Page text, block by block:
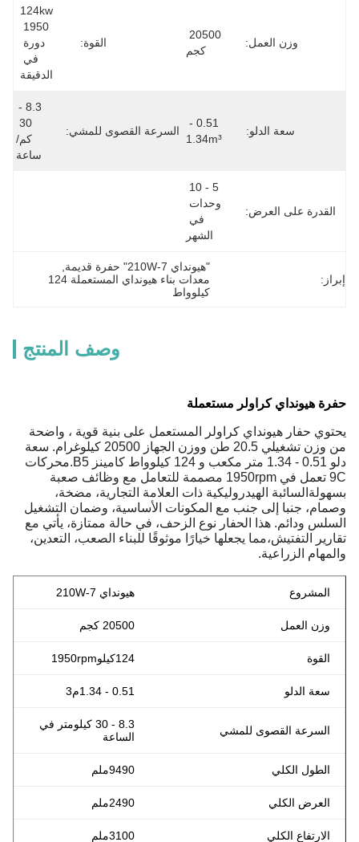
وزن العمل:
كجم
القوة:
124kw
الدقيقة
سعة الدلو:
1.34m³
السرعة القصوى للمشي:
كم/
ساعة
القدرة على العرض:
الشهر
إبراز:
"هيونداي 210W-7" حفرة قديمة
كيلوواط
وصف المنتج
حفرة هيونداي كراولر مستعملة
يحتوي حفار هيونداي كراولر المستعمل على بنية قوية ، واضحة
من وزن تشغيلي 20.5 طن ووزن الجهاز 20500 كيلوغرام. سعة
دلو 0.51 - 1.34 متر مكعب و 124 كيلوواط كامينز B5.محركات
9C تعمل في 1950rpm مصممة للتعامل مع وظائف صعبة
بسهولةالسائبة الهيدروليكية ذات العلامة التجارية، مضخة،
وصمام، جنبا إلى جنب مع المكونات الأساسية، وضمان التشغيل
السلس ودائم. هذا الحفار نوع الزحف، في حالة ممتازة، يأتي مع
تقارير التفتيش،مما يجعلها خيارًا موثوقًا للبناء الصعب، التعدين،
والمهام الزراعية.
المشروع هيونداي 210W-7
وزن العمل 20500 كجم
القوة 124كيلو1950rpm
سعة الدلو 0.51 - 1.34م3
السرعة القصوى للمشي
8.3 - 30 كيلومتر في
الساعة
الطول الكلي 9490ملم
العرض الكلي 2490ملم
الارتفاع الكلي 3100ملم